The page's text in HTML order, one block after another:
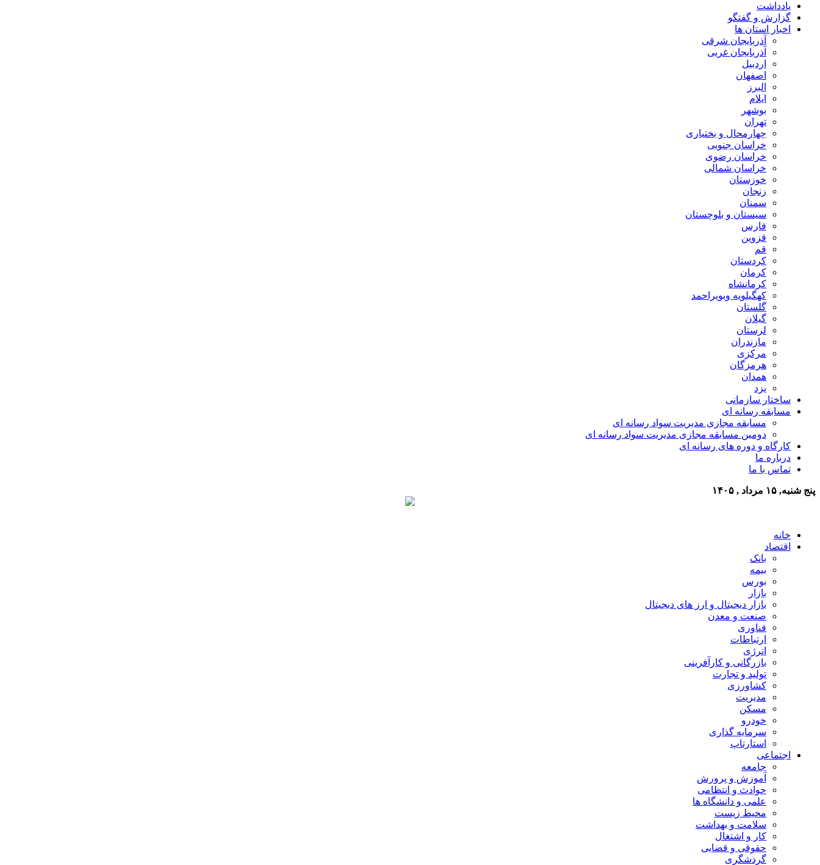
یادداشت
گزارش و گفتگو
اخبار استان ها
آذربایجان شرقی
آذربایجان غربی
اردبیل
اصفهان
البرز
ایلام
بوشهر
تهران
چهارمحال و بختیاری
خراسان جنوبی
خراسان رضوی
خراسان شمالی
خوزستان
زنجان
سمنان
سیستان و بلوچستان
فارس
قزوین
قم
کردستان
کرمان
کرمانشاه
کهگیلویه وبویراحمد
گلستان
گیلان
لرستان
مازندران
مرکزی
هرمزگان
همدان
یزد
ساختار سازمانی
مسابقه رسانه ای
مسابقه مجازی مدیریت سواد رسانه ای
دومین مسابقه مجازی مدیریت سواد رسانه ای
کارگاه و دوره های رسانه ای
درباره ما
تماس با ما
پنج شنبه, ۱۵ مرداد , ۱۴۰۵
خانه
اقتصاد
بانک
بیمه
بورس
بازار
بازار دیجیتال و ارز های دیجیتال
صنعت و معدن
فناوری
ارتباطات
انرژی
بازرگانی و کارآفرینی
تولید و تجارت
کشاورزی
مدیریت
مسکن
خودرو
سرمایه گذاری
استارتاپ
اجتماعی
جامعه
آموزش و پرورش
حوادث و انتظامی
علمی و دانشگاه ها
محیط زیست
سلامت و بهداشت
کار و اشتغال
حقوقی و قضایی
گردشگری